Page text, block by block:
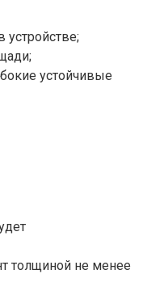
устойчивые
толщиной не менее